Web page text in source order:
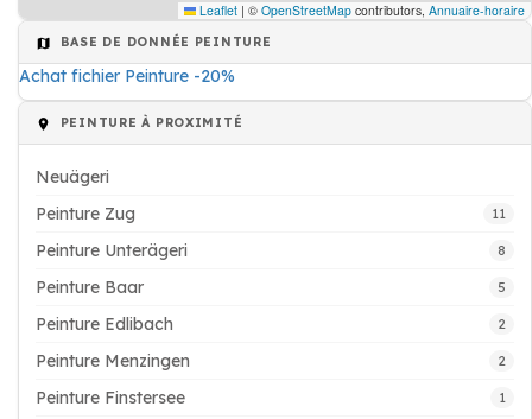
Leaflet | © OpenStreetMap contributors, Annuaire-horaire
BASE DE DONNÉE PEINTURE
Achat fichier Peinture -20%
PEINTURE À PROXIMITÉ
Neuägeri
Peinture Zug
11
Peinture Unterägeri 8
Peinture Baar 5
Peinture Edlibach 2
Peinture Menzingen 2
Peinture Finstersee 1